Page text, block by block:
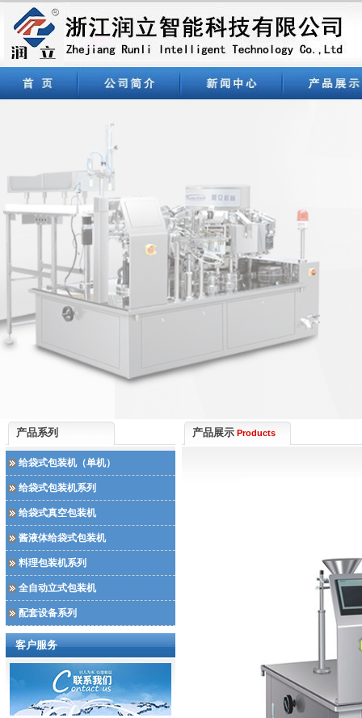
产品系列
给袋式包装机（单机）
给袋式包装机系列
给袋式真空包装机
酱液体给袋式包装机
料理包装机系列
全自动立式包装机
配套设备系列
客户服务
产品展示 Products